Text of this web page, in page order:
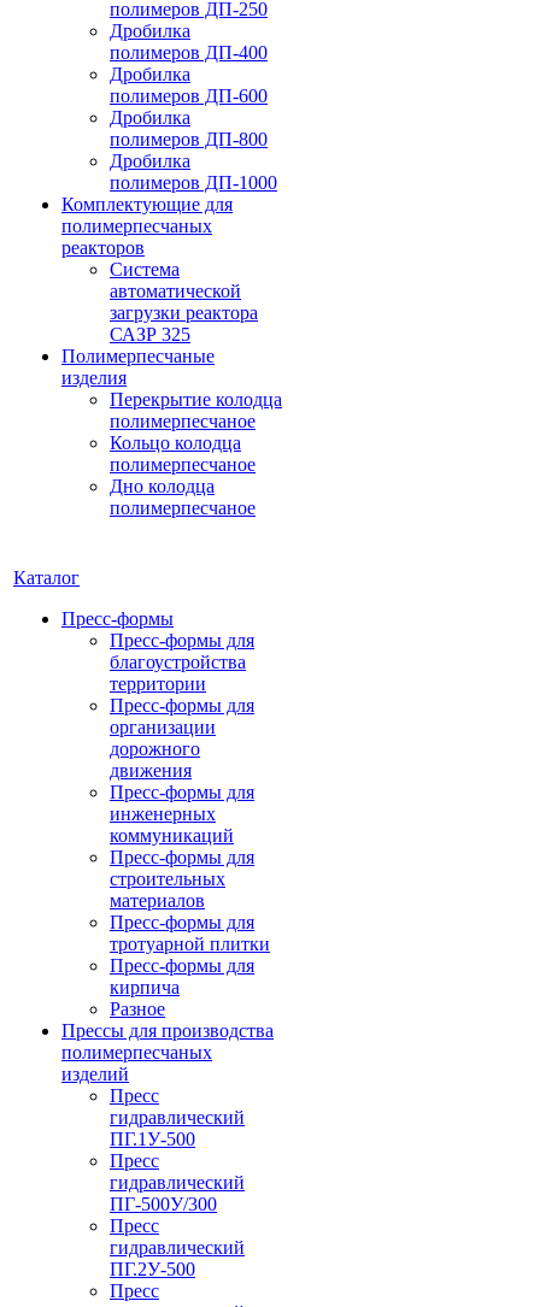
полимеров ДП-250
Дробилка
полимеров ДП-400
Дробилка
полимеров ДП-600
Дробилка
полимеров ДП-800
Дробилка
полимеров ДП-1000
Комплектующие для
полимерпесчаных
реакторов
Система
автоматической
загрузки реактора
САЗР 325
Полимерпесчаные
изделия
Перекрытие колодца
полимерпесчаное
Кольцо колодца
полимерпесчаное
Дно колодца
полимерпесчаное
Каталог
Пресс-формы
Пресс-формы для
благоустройства
территории
Пресс-формы для
организации
дорожного
движения
Пресс-формы для
инженерных
коммуникаций
Пресс-формы для
строительных
материалов
Пресс-формы для
тротуарной плитки
Пресс-формы для
кирпича
Разное
Прессы для производства
полимерпесчаных
изделий
Пресс
гидравлический
ПГ.1У-500
Пресс
гидравлический
ПГ-500У/300
Пресс
гидравлический
ПГ.2У-500
Пресс